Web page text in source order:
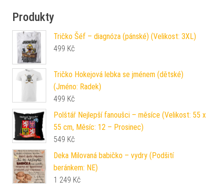
Produkty
Tričko Šéf – diagnóza (pánské) (Velikost: 3XL)
499 Kč
Tričko Hokejová lebka se jménem (dětské)
(Jméno: Radek)
499 Kč
Polštář Nejlepší fanoušci – měsíce (Velikost: 55 x
55 cm, Měsíc: 12 – Prosinec)
549 Kč
Deka Milovaná babičko – vydry (Podšití
beránkem: NE)
1 249 Kč